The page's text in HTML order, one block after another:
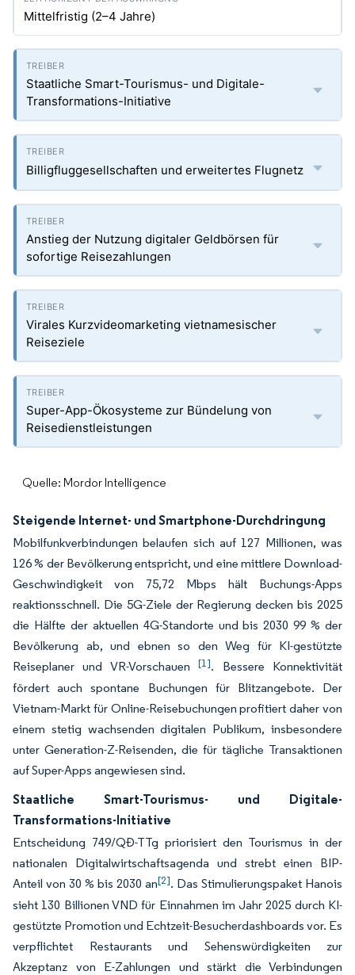
Mittelfristig (2–4 Jahre)
Staatliche Smart-Tourismus- und Digitale-
Transformations-Initiative
Billigfluggesellschaften und erweitertes Flugnetz
Anstieg der Nutzung digitaler Geldbörsen für
sofortige Reisezahlungen
Virales Kurzvideomarketing vietnamesischer
Reiseziele
Super-App-Ökosysteme zur Bündelung von
Reisedienstleistungen
Quelle: Mordor Intelligence
Steigende Internet- und Smartphone-Durchdringung
Mobilfunkverbindungen belaufen sich auf 127 Millionen, was
126 % der Bevölkerung entspricht, und eine mittlere Download-
Geschwindigkeit von 75,72 Mbps hält Buchungs-Apps
reaktionsschnell. Die 5G-Ziele der Regierung decken bis 2025
die Hälfte der aktuellen 4G-Standorte und bis 2030 99 % der
Bevölkerung ab, und ebnen so den Weg für KI-gestützte
Reiseplaner und VR-Vorschauen[1]. Bessere Konnektivität
fördert auch spontane Buchungen für Blitzangebote. Der
Vietnam-Markt für Online-Reisebuchungen profitiert daher von
einem stetig wachsenden digitalen Publikum, insbesondere
unter Generation-Z-Reisenden, die für tägliche Transaktionen
auf Super-Apps angewiesen sind.
Staatliche Smart-Tourismus- und Digitale-
Transformations-Initiative
Entscheidung 749/QĐ-TTg priorisiert den Tourismus in der
nationalen Digitalwirtschaftsagenda und strebt einen BIP-
Anteil von 30 % bis 2030 an[2]. Das Stimulierungspaket Hanois
sieht 130 Billionen VND für Einnahmen im Jahr 2025 durch KI-
gestützte Promotion und Echtzeit-Besucherdashboards vor. Es
verpflichtet Restaurants und Sehenswürdigkeiten zur
Akzeptanz von E-Zahlungen und stärkt die Verbindungen